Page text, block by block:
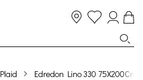
Plaid Edredon Lino 330 75X200Cm